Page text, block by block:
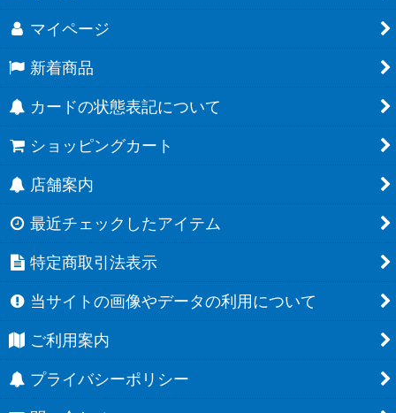
マイページ
新着商品
カードの状態表記について
ショッピングカート
店舗案内
最近チェックしたアイテム
特定商取引法表示
当サイトの画像やデータの利用について
ご利用案内
プライバシーポリシー